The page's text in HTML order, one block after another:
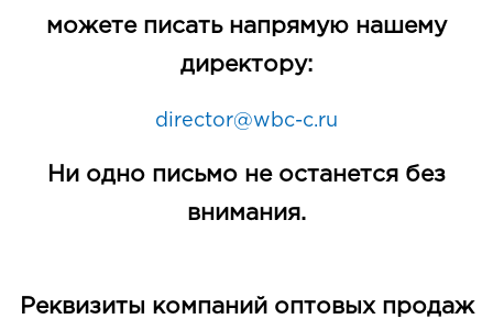
можете писать напрямую нашему
директору:
director@wbc-c.ru
Ни одно письмо не останется без
внимания.
Реквизиты компаний оптовых продаж